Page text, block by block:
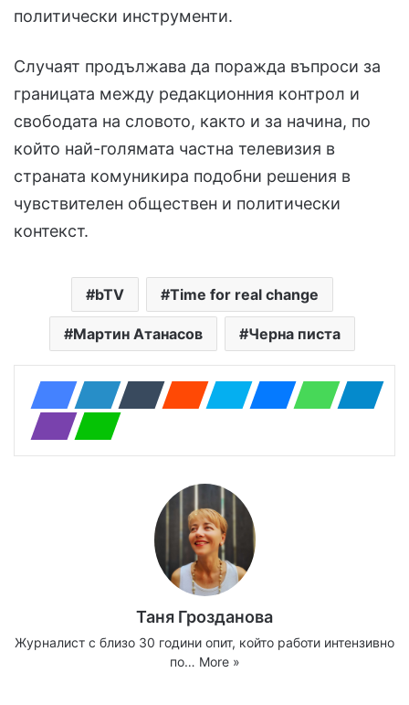
политически инструменти.
Случаят продължава да поражда въпроси за
границата между редакционния контрол и
свободата на словото, както и за начина, по
който най-голямата частна телевизия в
страната комуникира подобни решения в
чувствителен обществен и политически
контекст.
bTV Time for real change
Мартин Атанасов Черна писта
Таня Грозданова
Журналист с близо 30 години опит, който работи интензивно
по… More »